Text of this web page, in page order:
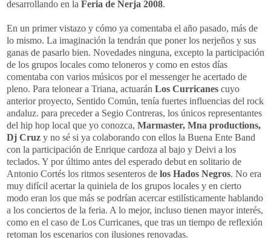
desarrollando en la Feria de Nerja 2008.
En un primer vistazo y cómo ya comentaba el año pasado, más de
lo mismo. La imaginación la tendrán que poner los nerjeños y sus
ganas de pasarlo bien. Novedades ninguna, excepto la participación
de los grupos locales como teloneros y como en estos días
comentaba con varios músicos por el messenger he acertado de
pleno. Para telonear a Triana, actuarán Los Curricanes cuyo
anterior proyecto, Sentido Común, tenía fuertes influencias del rock
andaluz. para preceder a Segio Contreras, los únicos representantes
del hip hop local que yo conozca, Marmaster, Mna productions,
Dj Cruz y no sé si ya colaborando con ellos la Buena Ente Band
con la participación de Enrique cardoza al bajo y Deivi a los
teclados. Y por último antes del esperado debut en solitario de
Antonio Cortés los ritmos sesenteros de los Hados Negros. No era
muy difícil acertar la quiniela de los grupos locales y en cierto
modo eran los que más se podrían acercar estilísticamente hablando
a los conciertos de la feria. A lo mejor, incluso tienen mayor interés,
como en el caso de Los Curricanes, que tras un tiempo de reflexión
retoman los escenarios con ilusiones renovadas.